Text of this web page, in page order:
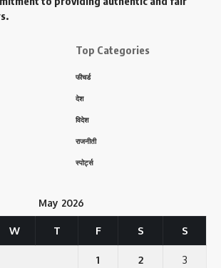
Top Categories
फीचर्ड
देश
विदेश
राजनीती
स्पोर्ट्स
May 2026
W T F S S
1 2 3